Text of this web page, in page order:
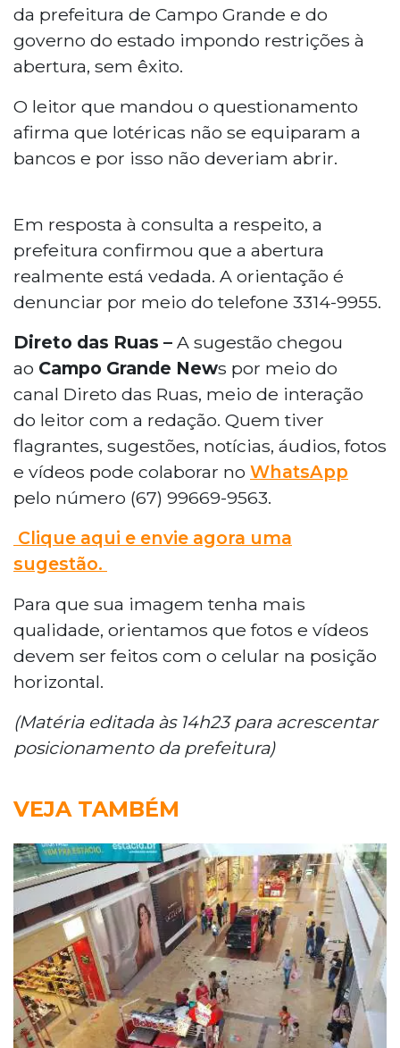
da prefeitura de Campo Grande e do
governo do estado impondo restrições à
abertura, sem êxito.
O leitor que mandou o questionamento
afirma que lotéricas não se equiparam a
bancos e por isso não deveriam abrir.
Em resposta à consulta a respeito, a
prefeitura confirmou que a abertura
realmente está vedada. A orientação é
denunciar por meio do telefone 3314-9955.
Direto das Ruas – A sugestão chegou
ao Campo Grande News por meio do
canal Direto das Ruas, meio de interação
do leitor com a redação. Quem tiver
flagrantes, sugestões, notícias, áudios, fotos
e vídeos pode colaborar no WhatsApp
pelo número (67) 99669-9563.
Clique aqui e envie agora uma
sugestão.
Para que sua imagem tenha mais
qualidade, orientamos que fotos e vídeos
devem ser feitos com o celular na posição
horizontal.
(Matéria editada às 14h23 para acrescentar
posicionamento da prefeitura)
VEJA TAMBÉM